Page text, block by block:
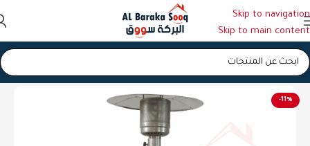
Skip to navigation
Skip to main content
الرئيسية/صوبة (دفاية)
-11%